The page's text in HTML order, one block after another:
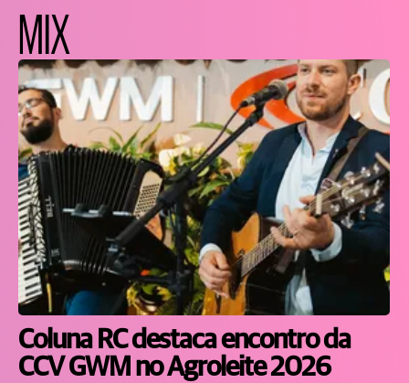
MIX
Coluna RC destaca encontro da
CCV GWM no Agroleite 2026